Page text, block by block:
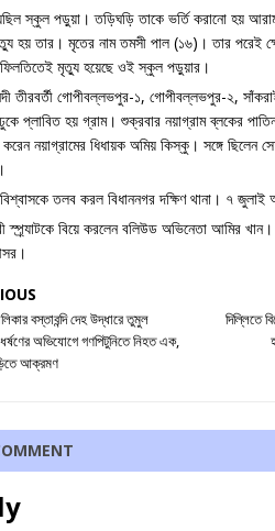
স্কুল পড়ুয়া। তড়িঘড়ি তাকে ভর্তি করানো হয়
হয় তার। মৃতের নাম তমসী পাল (১৬)। তার পরেই
মৃত্যু হয়েছে ওই স্কুল পড়ুয়ার।
তীরবর্তী গোপীবল্লভপুর-১, গোপীবল্লভপুর-২,
প্লাবিত হয় গ্রাম। শুক্রবার নয়াগ্রাম ব্লকের
নয়াগ্রামের ধিধায়ক অমিয় কিস্কু। সঙ্গে ছিলেন
তলব করল বিধাননগর দক্ষিণ থানা। ৭ জুলাই
স্প্র্যাটকে বিয়ে করলেন বলিউড অভিনেতা আমির
বস্তাবন্দি দেহ উদ্ধারে তুমুল
অভিযোগে গণপিটুনিতে নিহত এক,
আক্রমণ
দিল্লিতে